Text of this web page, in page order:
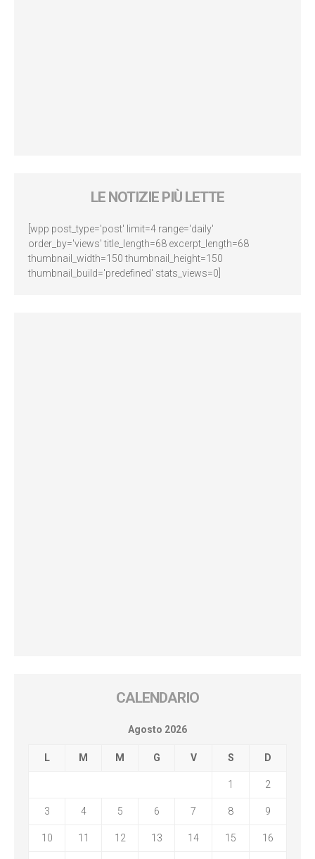
LE NOTIZIE PIÙ LETTE
[wpp post_type='post' limit=4 range='daily'
order_by='views' title_length=68 excerpt_length=68
thumbnail_width=150 thumbnail_height=150
thumbnail_build='predefined' stats_views=0]
CALENDARIO
Agosto 2026
L M M G V S D
1 2
3 4 5 6 7 8 9
10 11 12 13 14 15 16